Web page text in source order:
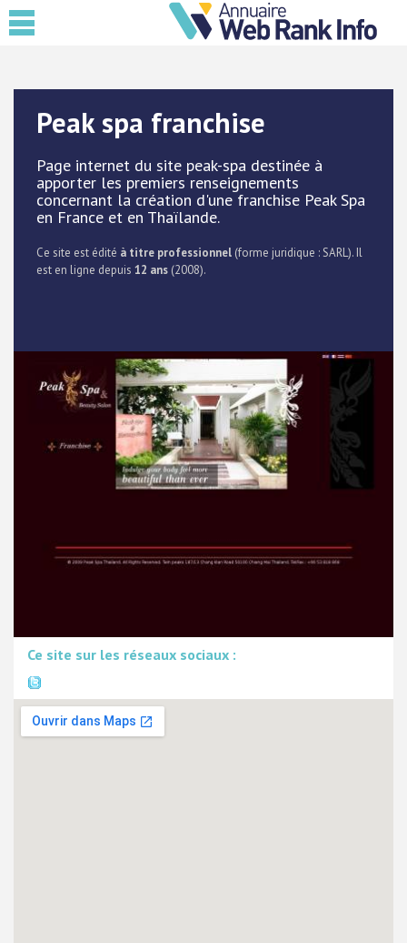
Peak spa franchise
Page internet du site peak-spa destinée à
apporter les premiers renseignements
concernant la création d'une franchise Peak Spa
en France et en Thaïlande.
Ce site est édité à titre professionnel (forme juridique : SARL). Il
est en ligne depuis 12 ans (2008).
Ce site sur les réseaux sociaux :